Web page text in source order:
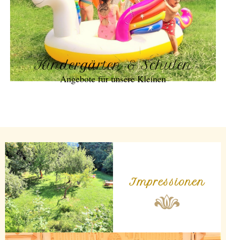
Kindergärten & Schulen
Angebote für unsere Kleinen
Impressionen